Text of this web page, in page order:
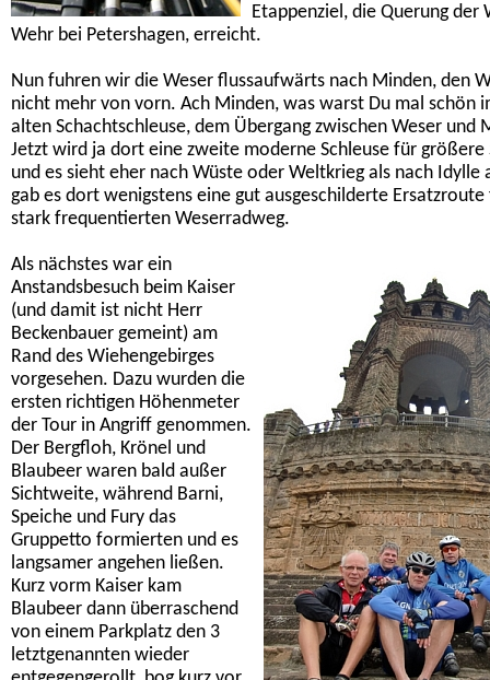
Etappenziel, die Querung der
Wehr bei Petershagen, erreicht.
Nun fuhren wir die Weser flussaufwärts nach Minden, den
nicht mehr von vorn. Ach Minden, was warst Du mal schön
alten Schachtschleuse, dem Übergang zwischen Weser und
Jetzt wird ja dort eine zweite moderne Schleuse für größere
und es sieht eher nach Wüste oder Weltkrieg als nach Idylle
gab es dort wenigstens eine gut ausgeschilderte
stark frequentierten Weserradweg.
Als nächstes war ein
Anstandsbesuch beim Kaiser
(und damit ist nicht Herr
Beckenbauer gemeint) am
Rand des Wiehengebirges
vorgesehen. Dazu wurden die
ersten richtigen Höhenmeter
der Tour in Angriff genommen.
Der Bergfloh, Krönel und
Blaubeer waren bald außer
Sichtweite, während Barni,
Speiche und Fury das
Gruppetto formierten und es
langsamer angehen ließen.
Kurz vorm Kaiser kam
Blaubeer dann überraschend
von einem Parkplatz den 3
letztgenannten wieder